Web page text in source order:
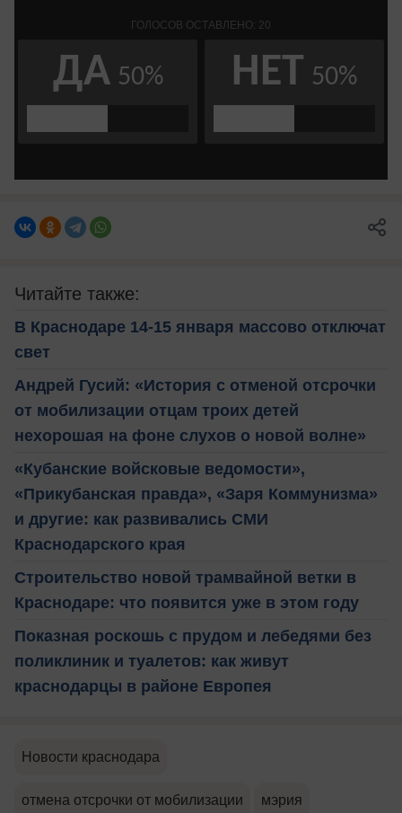
Читайте также:
В Краснодаре 14-15 января массово отключат
свет
Андрей Гусий: «История с отменой отсрочки
от мобилизации отцам троих детей
нехорошая на фоне слухов о новой волне»
«Кубанские войсковые ведомости»,
«Прикубанская правда», «Заря Коммунизма»
и другие: как развивались СМИ
Краснодарского края
Строительство новой трамвайной ветки в
Краснодаре: что появится уже в этом году
Показная роскошь с прудом и лебедями без
поликлиник и туалетов: как живут
краснодарцы в районе Европея
Новости краснодара
отмена отсрочки от мобилизации мэрия